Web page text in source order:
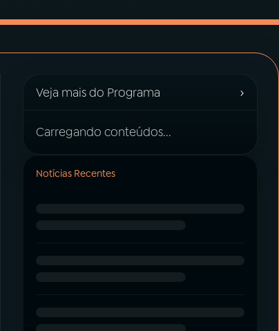
Veja mais do Programa ›
Carregando conteúdos...
Notícias Recentes